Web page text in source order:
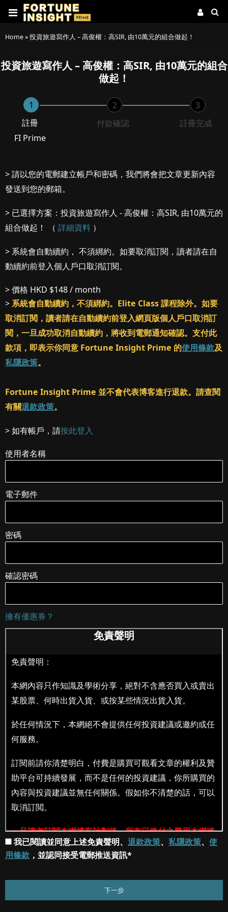
Home»投資旅遊寫作人 – 高俊權：高SIR, 由10萬元的組合做起！
投資旅遊寫作人 – 高俊權：高SIR, 由10萬元的組合
做起！
1
註冊
FI Prime
2
付款確認
3
註冊完成
> 請以您的電郵建立帳戶和密碼，我們將會把文章更新內容
發送到您的郵箱。
> 已選擇方案：投資旅遊寫作人 - 高俊權：高SIR, 由10萬元的
組合做起！ （ 詳細資料 ）
> 系統會自動續約， 不須綁約。如要取消訂閱，讀者請在自
動續約前登入個人戶口取消訂閱。
> 價格 HKD $148 / month
>系統會自動續約，不須綁約。Elite Class 課程除外。如要
取消訂閱，讀者請在自動續約前登入網頁版個人戶口取消訂
閱，一旦成功取消自動續約，將收到電郵通知確認。支付此
款項，即表示你同意 Fortune Insight Prime 的使用條款及
私隱政策。
Fortune Insight Prime 並不會代表博客進行退款。請查閱
有關退款政策。
> 如有帳戶，請按此登入
使用者名稱
電子郵件
密碼
確認密碼
擁有優惠券？
我已閱讀並同意上述免責聲明、 退款政策、 私隱政策、 使
用條款 ，並認同接受電郵推送資訊*